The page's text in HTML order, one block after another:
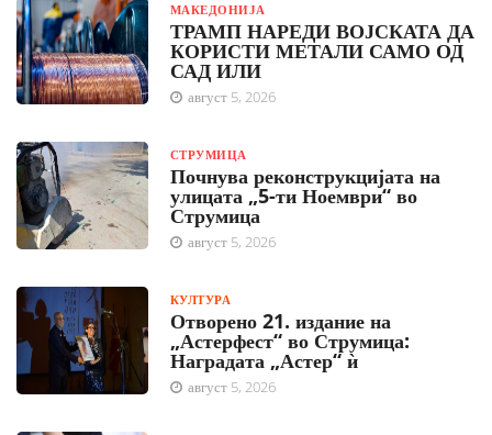
МАКЕДОНИЈА
ТРАМП НАРЕДИ ВОЈСКАТА ДА
КОРИСТИ МЕТАЛИ САМО ОД
САД ИЛИ
август 5, 2026
СТРУМИЦА
Почнува реконструкцијата на
улицата „5-ти Ноември“ во
Струмица
август 5, 2026
КУЛТУРА
Отворено 21. издание на
„Астерфест“ во Струмица:
Наградата „Астер“ ѝ
август 5, 2026